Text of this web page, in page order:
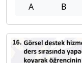
A B